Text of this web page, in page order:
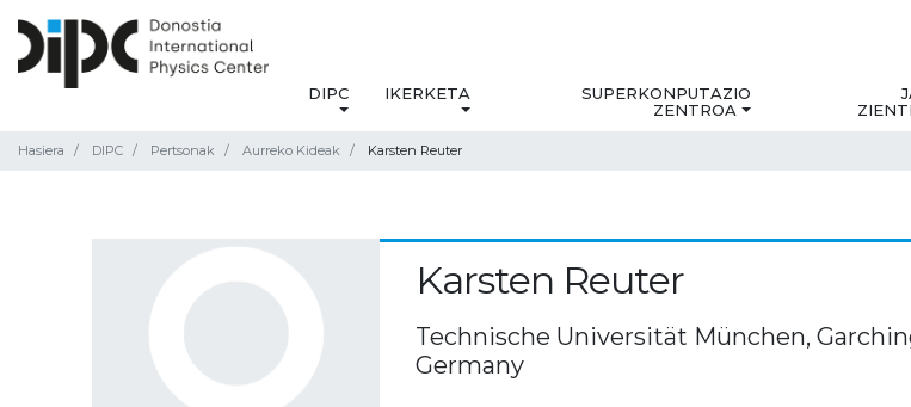
DIPC IKERKETA
SUPERKONPUTAZIO
ZENTROA
Hasiera DIPC Pertsonak Aurreko Kideak Karsten Reuter
Karsten Reuter
Technische Universität München,
Germany